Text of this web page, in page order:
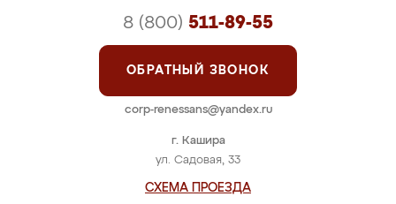
г. Кашира
ул. Садовая, 33
СХЕМА ПРОЕЗДА
8 (800) 511-89-55
ОБРАТНЫЙ ЗВОНОК
corp-renessans@yandex.ru